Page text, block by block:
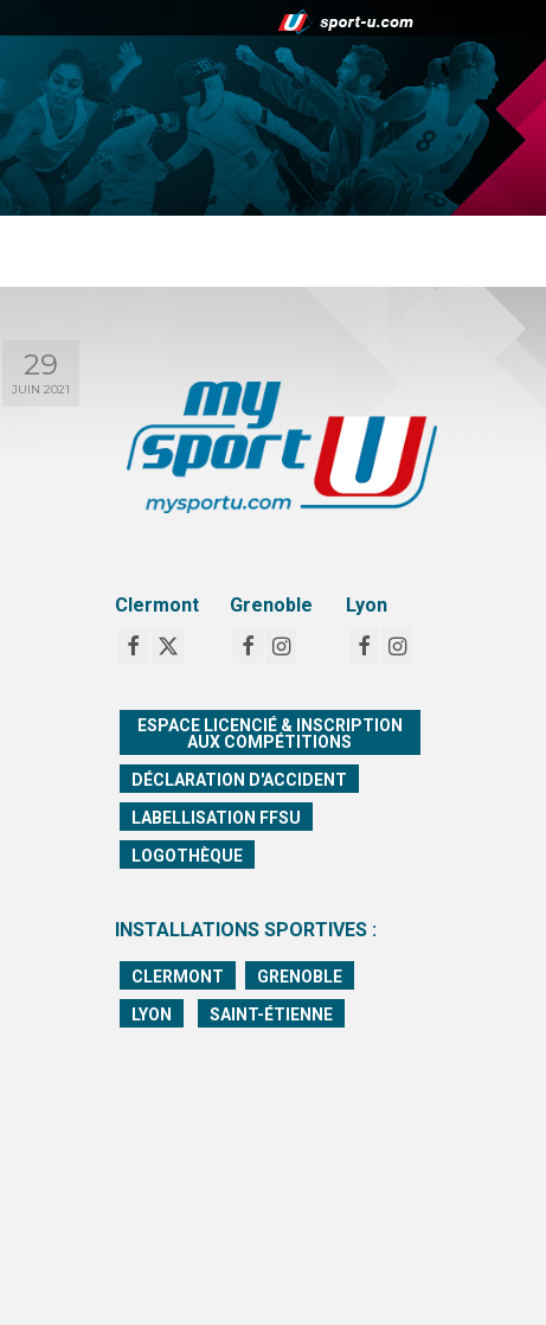
29
JUIN 2021
Clermont Grenoble Lyon
ESPACE LICENCIÉ & INSCRIPTION
AUX COMPÉTITIONS
DÉCLARATION D'ACCIDENT
LABELLISATION FFSU
LOGOTHÈQUE
INSTALLATIONS SPORTIVES :
CLERMONT
GRENOBLE
LYON
SAINT-ÉTIENNE